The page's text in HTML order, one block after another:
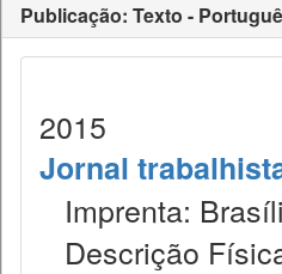
Publicação: Texto -
2015
Jornal
Imprenta:
Descrição